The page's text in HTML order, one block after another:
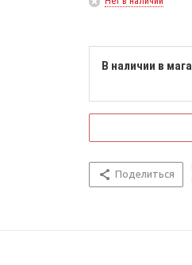
В наличии в
Поделиться